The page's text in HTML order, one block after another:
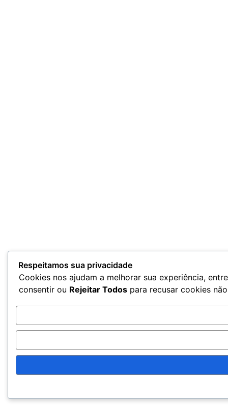
Respeitamos sua privacidade
Cookies nos ajudam a melhorar sua experiência,
consentir ou Rejeitar Todos para recusar cookies